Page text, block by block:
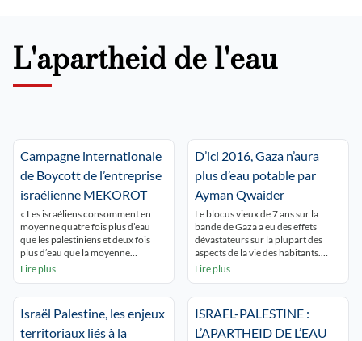
L'apartheid de l'eau
Campagne internationale
de Boycott de l’entreprise
israélienne MEKOROT
« Les israéliens consomment en
moyenne quatre fois plus d’eau
que les palestiniens et deux fois
plus d’eau que la moyenne
européenne ! » Cette campagne est
Defense Coalition Cet article a été
repris du site de la Campagne BDS
Lire plus
D’ici 2016, Gaza n’aura
plus d’eau potable par
Ayman Qwaider
Le blocus vieux de 7 ans sur la
bande de Gaza a eu des effets
dévastateurs sur la plupart des
aspects de la vie des habitants.
Depuis qu’Israël a intensifié en
d’’infrastructures [dont celles
servant à la gestion de l’eau] ont […]
Lire plus
Israël Palestine, les enjeux
territoriaux liés à la
ISRAEL-PALESTINE :
L’APARTHEID DE L’EAU